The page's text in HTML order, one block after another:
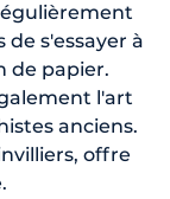
s'essayer à
de papier.
l'art
anciens.
offre